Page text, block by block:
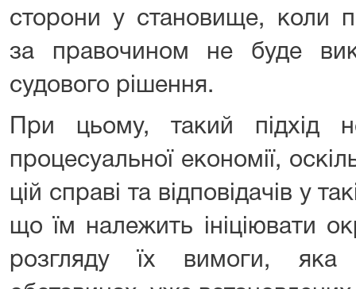
сторони у становище, коли
за правочином не буде
судового рішення.
При цьому, такий підхід
процесуальної економії,
цій справі та відповідачів у
що їм належить ініціювати
розгляду їх вимоги, яка